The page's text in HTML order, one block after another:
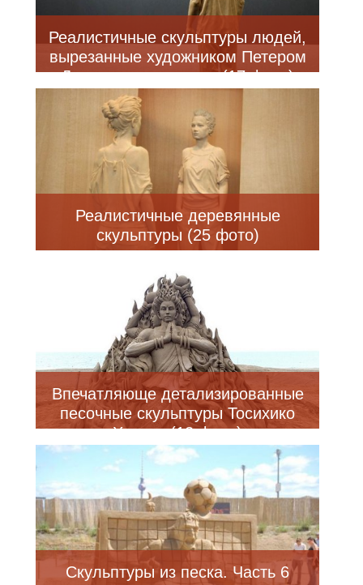
Реалистичные скульптуры людей,
вырезанные художником Петером
Деметцом из дерева (17 фото)
Реалистичные деревянные
скульптуры (25 фото)
Впечатляюще детализированные
песочные скульптуры Тосихико
Хосаки (12 фото)
Скульптуры из песка. Часть 6